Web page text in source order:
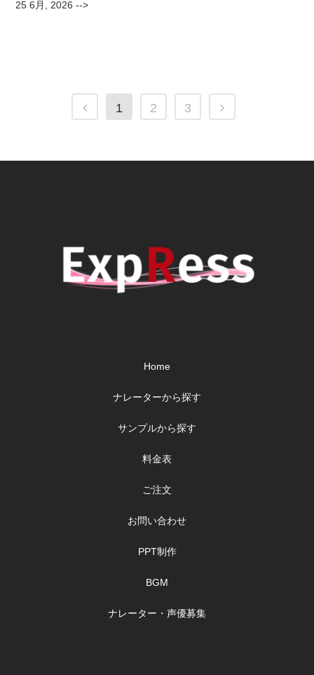
25 6月, 2026 -->
1 2 3
Home
ナレーターから探す
サンプルから探す
料金表
ご注文
お問い合わせ
PPT制作
BGM
ナレーター・声優募集